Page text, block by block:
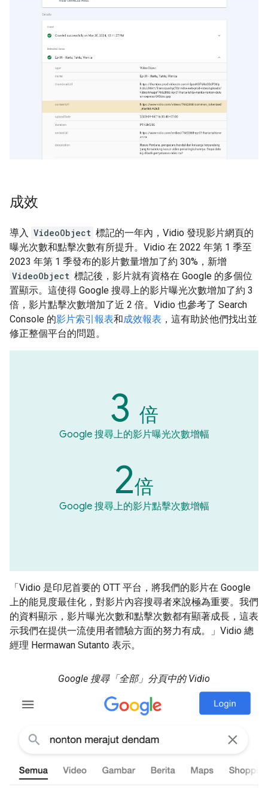
成效
導入 VideoObject 標記的一年內，Vidio 發現影片網頁的
曝光次數和點擊次數有所提升。Vidio 在 2022 年第 1 季至
2023 年第 1 季發布的影片數量增加了約 30%，新增
VideoObject 標記後，影片就有資格在 Google 的多個位
置顯示。這使得 Google 搜尋上的影片曝光次數增加了約 3
倍，影片點擊次數增加了近 2 倍。Vidio 也參考了 Search
Console 的影片索引報表和成效報表 ，這有助於他們找出並
修正整個平台的問題。
3 倍
Google 搜尋上的影片曝光次數增幅
2倍
Google 搜尋上的影片點擊次數增幅
「Vidio 是印尼首要的 OTT 平台，將我們的影片在 Google
上的能見度最佳化，對影片內容搜尋者來說極為重要。我們
的資料顯示，影片曝光次數和點擊次數都有顯著成長，這表
示我們在提供一流使用者體驗方面的努力有成。」Vidio 總
經理 Hermawan Sutanto 表示。
Google 搜尋「全部」分頁中的 Vidio